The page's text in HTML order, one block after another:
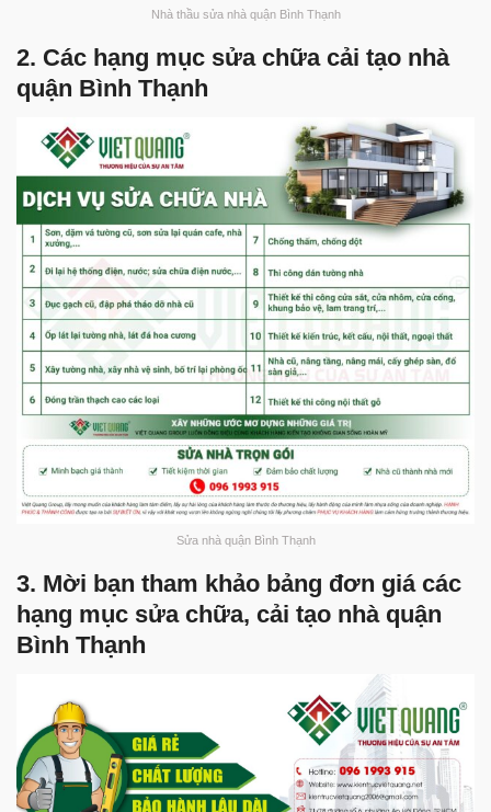
Nhà thầu sửa nhà quận Bình Thạnh
2. Các hạng mục sửa chữa cải tạo nhà
quận Bình Thạnh
Sửa nhà quận Bình Thạnh
3. Mời bạn tham khảo bảng đơn giá các
hạng mục sửa chữa, cải tạo nhà quận
Bình Thạnh